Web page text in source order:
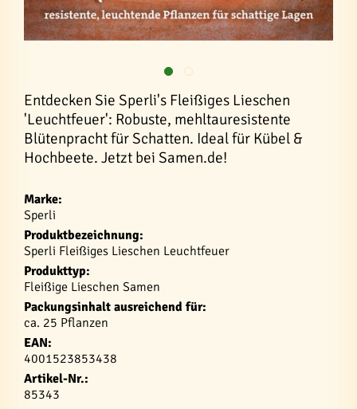
Entdecken Sie Sperli's Fleißiges Lieschen
'Leuchtfeuer': Robuste, mehltauresistente
Blütenpracht für Schatten. Ideal für Kübel &
Hochbeete. Jetzt bei Samen.de!
Marke:
Sperli
Produktbezeichnung:
Sperli Fleißiges Lieschen Leuchtfeuer
Produkttyp:
Fleißige Lieschen Samen
Packungsinhalt ausreichend für:
ca. 25 Pflanzen
EAN:
4001523853438
Artikel-Nr.:
85343